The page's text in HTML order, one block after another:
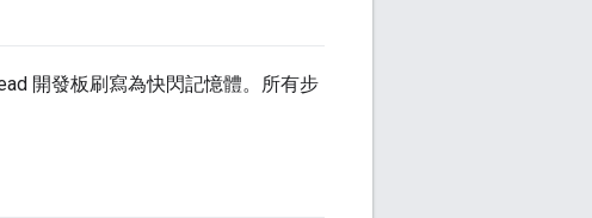
開發板刷寫為快閃記憶體。所有步